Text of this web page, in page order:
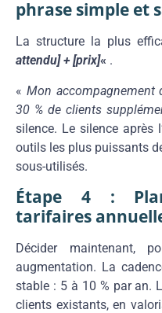
phrase simple et
La structure la plus
attendu] + [prix]« .
« Mon accompagnement
30 % de clients
silence. Le silence après
outils les plus puissants
sous-utilisés.
Étape 4 :
tarifaires
Décider maintenant,
augmentation. La
stable : 5 à 10 % par an.
clients existants, en